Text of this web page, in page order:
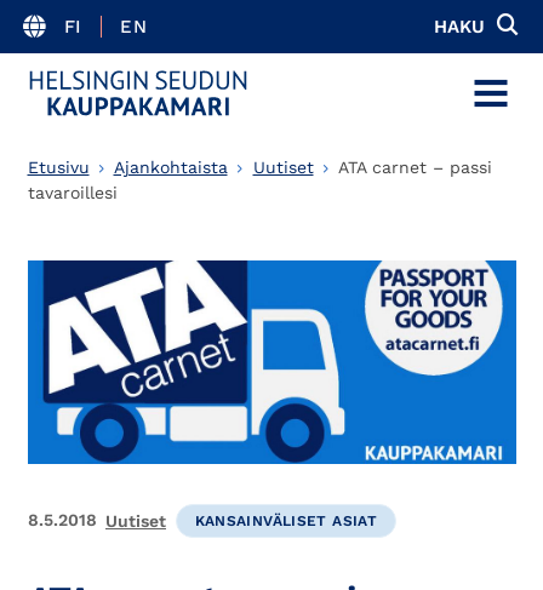
FI EN HAKU
MENU
Etusivu Ajankohtaista Uutiset
ATA carnet – passi
tavaroillesi
8.5.2018 Uutiset KANSAINVÄLISET ASIAT